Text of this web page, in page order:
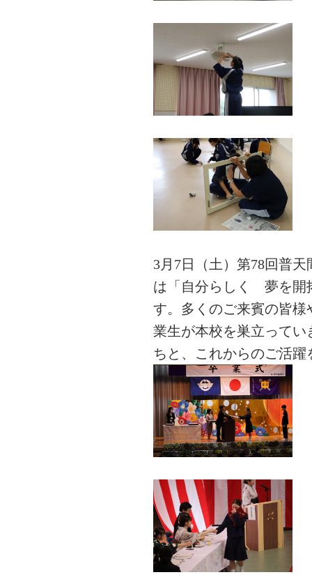
3月7日（土）第78回普
は「自分らしく 夢を
す。多くのご来賓の皆様
業生が本校を巣立って
ちと、これからのご活